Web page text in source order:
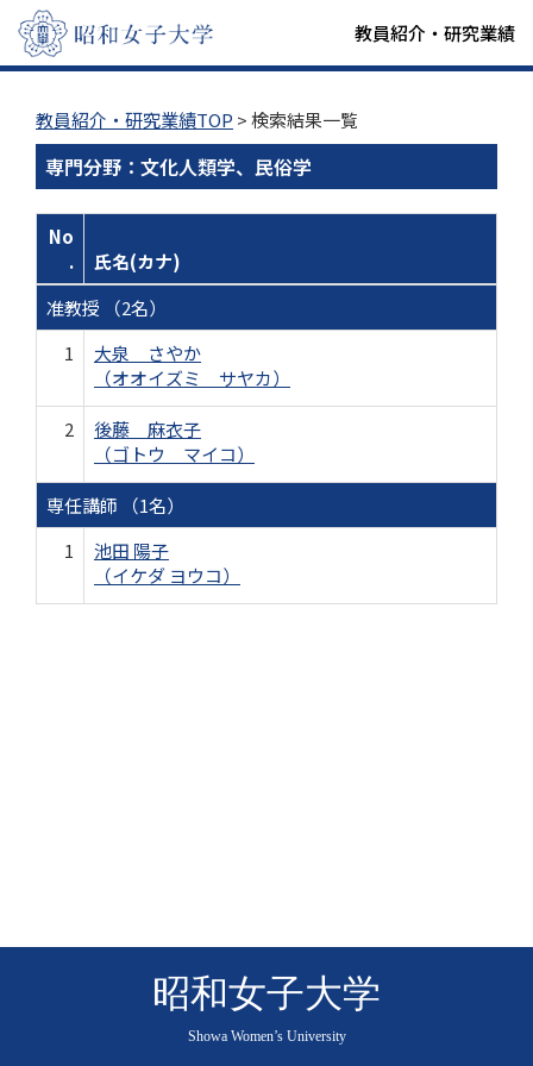
教員紹介・研究業績
教員紹介・研究業績TOP > 検索結果一覧
専門分野：文化人類学、民俗学
No
.
氏名(カナ)
准教授 （2名）
1
大泉 さやか
（オオイズミ サヤカ）
2
後藤 麻衣子
（ゴトウ マイコ）
専任講師 （1名）
1
池田 陽子
（イケダ ヨウコ）
昭和女子大学
Showa Women’s University